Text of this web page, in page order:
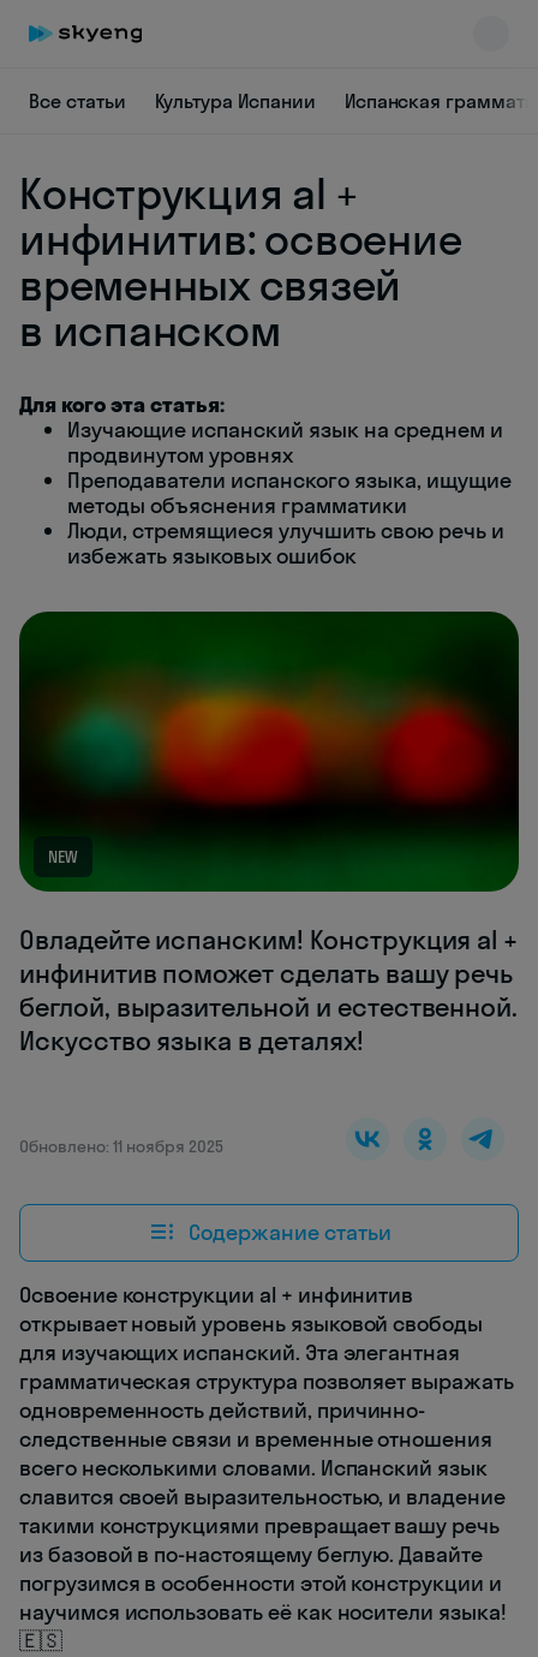
Все статьи Культура Испании Испанская
Конструкция al +
инфинитив: освоение
временных связей
в испанском
Для кого эта статья:
Изучающие испанский язык на среднем и
продвинутом уровнях
Преподаватели испанского языка, ищущие
методы объяснения грамматики
Люди, стремящиеся улучшить свою речь и
избежать языковых ошибок
NEW
Овладейте испанским! Конструкция al +
инфинитив поможет сделать вашу речь
беглой, выразительной и естественной.
Искусство языка в деталях!
Обновлено: 11 ноября 2025
Содержание статьи
Освоение конструкции al + инфинитив
открывает новый уровень языковой свободы
для изучающих испанский. Эта элегантная
грамматическая структура позволяет выражать
одновременность действий, причинно-
следственные связи и временные отношения
всего несколькими словами. Испанский язык
славится своей выразительностью, и владение
такими конструкциями превращает вашу речь
из базовой в по-настоящему беглую. Давайте
погрузимся в особенности этой конструкции и
научимся использовать её как носители языка!
🇪🇸
online